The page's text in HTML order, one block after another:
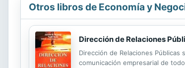
Otros libros de Economía y
Dirección de Relaciones
Dirección de Relaciones
comunicación empresarial de